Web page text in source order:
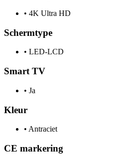
• 4K Ultra HD
Schermtype
• LED-LCD
Smart TV
• Ja
Kleur
• Antraciet
CE markering